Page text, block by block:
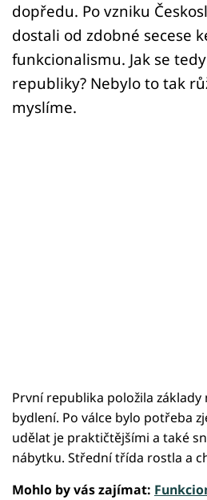
dopředu. Po vzniku
dostali od zdobné secese
funkcionalismu. Jak se
republiky? Nebylo to tak
myslíme.
První republika položila
bydlení. Po válce bylo potřeba
udělat je praktičtějšími a také
nábytku. Střední třída rostla a
Mohlo by vás zajímat: